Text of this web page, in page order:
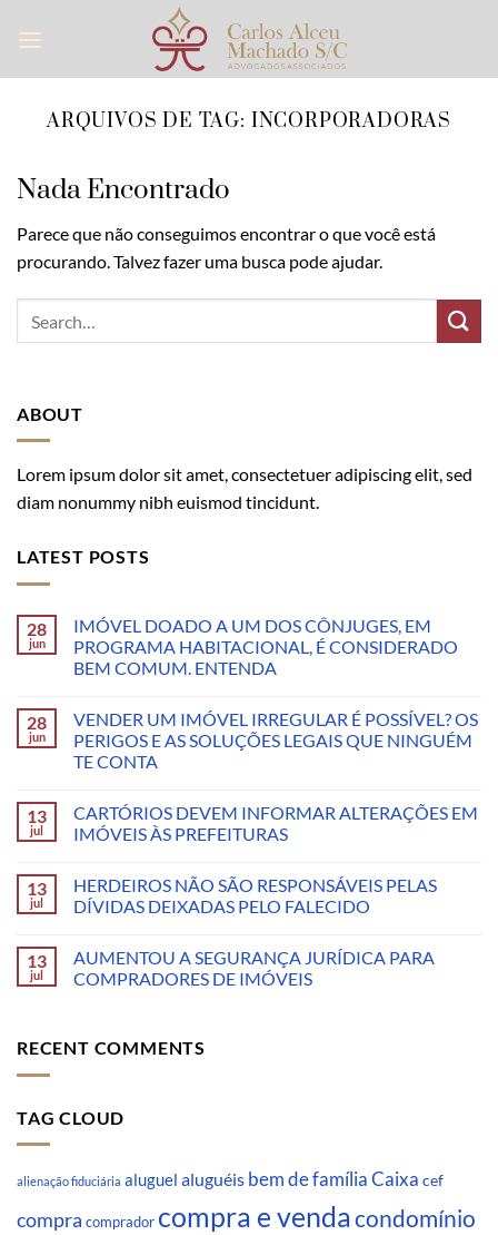
ARQUIVOS DE TAG: INCORPORADORAS
Nada Encontrado
Parece que não conseguimos encontrar o que você está
procurando. Talvez fazer uma busca pode ajudar.
ABOUT
Lorem ipsum dolor sit amet, consectetuer adipiscing elit, sed
diam nonummy nibh euismod tincidunt.
LATEST POSTS
28
jun
IMÓVEL DOADO A UM DOS CÔNJUGES, EM
PROGRAMA HABITACIONAL, É CONSIDERADO
BEM COMUM. ENTENDA
28
jun
VENDER UM IMÓVEL IRREGULAR É POSSÍVEL? OS
PERIGOS E AS SOLUÇÕES LEGAIS QUE NINGUÉM
TE CONTA
13
jul
CARTÓRIOS DEVEM INFORMAR ALTERAÇÕES EM
IMÓVEIS ÀS PREFEITURAS
13
jul
HERDEIROS NÃO SÃO RESPONSÁVEIS PELAS
DÍVIDAS DEIXADAS PELO FALECIDO
13
jul
AUMENTOU A SEGURANÇA JURÍDICA PARA
COMPRADORES DE IMÓVEIS
RECENT COMMENTS
TAG CLOUD
alienação fiduciária aluguel aluguéis bem de família Caixa cef
compra comprador compra e vendacondomínio